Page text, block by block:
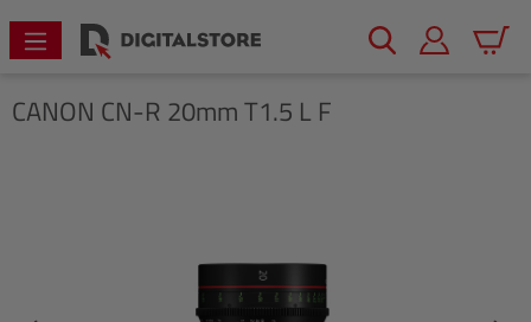
springen
CANON CN-R 20mm T1.5 L F